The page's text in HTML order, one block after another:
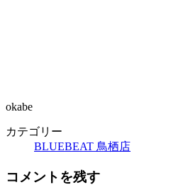
okabe
カテゴリー
BLUEBEAT 鳥栖店
コメントを残す